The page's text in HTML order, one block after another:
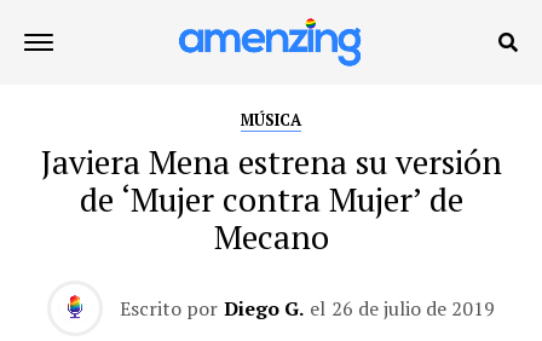
MÚSICA
Javiera Mena estrena su versión
de ‘Mujer contra Mujer’ de
Mecano
Escrito por Diego G. el 26 de julio de 2019